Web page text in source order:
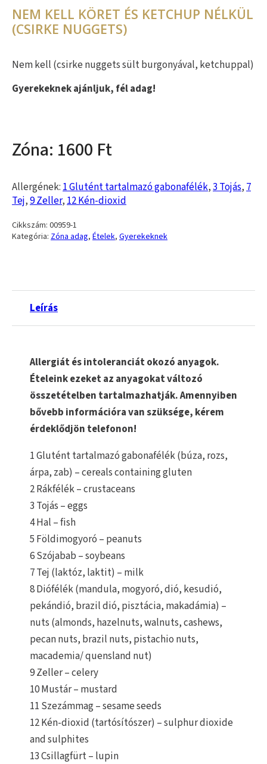
NEM KELL KÖRET ÉS KETCHUP NÉLKÜL
(CSIRKE NUGGETS)
Nem kell (csirke nuggets sült burgonyával, ketchuppal)
Gyerekeknek ajánljuk, fél adag!
1600
Allergének:1 Glutént tartalmazó gabonafélék,3 Tojás,7
Tej,9 Zeller,12 Kén-dioxid
Cikkszám: 00959-1
Kategória: Zóna adag, Ételek, Gyerekeknek
Leírás
Allergiát és intoleranciát okozó anyagok.
Ételeink ezeket az anyagokat változó
összetételben tartalmazhatják. Amennyiben
bővebb információra van szüksége, kérem
érdeklődjön telefonon!
1 Glutént tartalmazó gabonafélék (búza, rozs,
árpa, zab) – cereals containing gluten
2 Rákfélék – crustaceans
3 Tojás – eggs
4 Hal – fish
5 Földimogyoró – peanuts
6 Szójabab – soybeans
7 Tej (laktóz, laktit) – milk
8 Diófélék (mandula, mogyoró, dió, kesudió,
pekándió, brazil dió, pisztácia, makadámia) –
nuts (almonds, hazelnuts, walnuts, cashews,
pecan nuts, brazil nuts, pistachio nuts,
macademia/ quensland nut)
9 Zeller – celery
10 Mustár – mustard
11 Szezámmag – sesame seeds
12 Kén-dioxid (tartósítószer) – sulphur dioxide
and sulphites
13 Csillagfürt – lupin